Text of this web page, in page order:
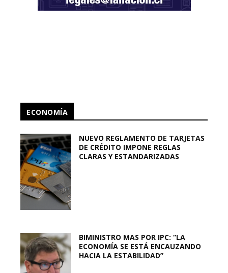
ECONOMÍA
NUEVO REGLAMENTO DE TARJETAS
DE CRÉDITO IMPONE REGLAS
CLARAS Y ESTANDARIZADAS
BIMINISTRO MAS POR IPC: “LA
ECONOMÍA SE ESTÁ ENCAUZANDO
HACIA LA ESTABILIDAD”